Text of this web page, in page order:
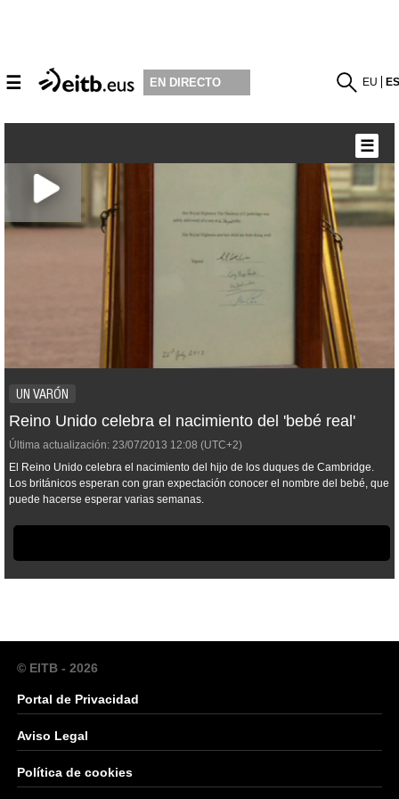
☰ EN DIRECTO EU
UN VARÓN
Reino Unido celebra el nacimiento del 'bebé real'
Última actualización: 23/07/2013 12:08 (UTC+2)
El Reino Unido celebra el nacimiento del hijo de los duques de Cambridge.
Los británicos esperan con gran expectación conocer el nombre del bebé, que
puede hacerse esperar varias semanas.
☰
© EITB - 2026
Portal de Privacidad
Aviso Legal
Política de cookies